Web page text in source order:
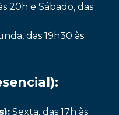
20h e Sábado, das
das 19h30 às
Sexta, das 17h às